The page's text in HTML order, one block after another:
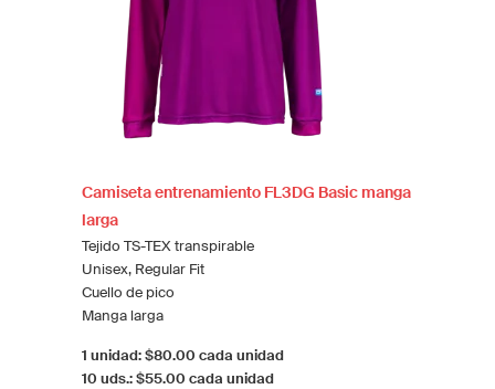
Camiseta entrenamiento FL3DG Basic manga
larga
Tejido TS-TEX transpirable
Unisex, Regular Fit
Cuello de pico
Manga larga
1 unidad: $80.00 cada unidad
10 uds.: $55.00 cada unidad